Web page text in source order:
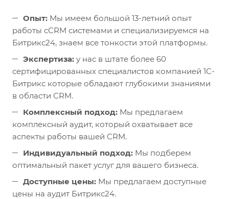
Опыт: Мы имеем большой 13-летний опыт
работы сCRM системами и специализируемся на
Битрикс24, знаем все тонкости этой платформы.
Экспертиза: у нас в штате более 60
сертифицированных специалистов компанией 1С-
Битрикс которые обладают глубокими знаниями
в области CRM.
Комплексный подход: Мы предлагаем
комплексный аудит, который охватывает все
аспекты работы вашей CRM.
Индивидуальный подход: Мы подберем
оптимальный пакет услуг для вашего бизнеса.
Доступные цены: Мы предлагаем доступные
цены на аудит Битрикс24.